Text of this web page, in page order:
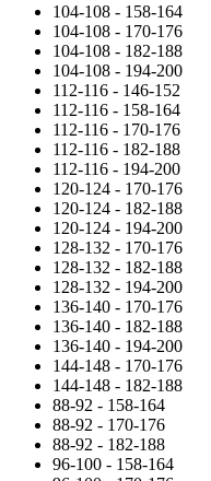
104-108 - 158-164
104-108 - 170-176
104-108 - 182-188
104-108 - 194-200
112-116 - 146-152
112-116 - 158-164
112-116 - 170-176
112-116 - 182-188
112-116 - 194-200
120-124 - 170-176
120-124 - 182-188
120-124 - 194-200
128-132 - 170-176
128-132 - 182-188
128-132 - 194-200
136-140 - 170-176
136-140 - 182-188
136-140 - 194-200
144-148 - 170-176
144-148 - 182-188
88-92 - 158-164
88-92 - 170-176
88-92 - 182-188
96-100 - 158-164